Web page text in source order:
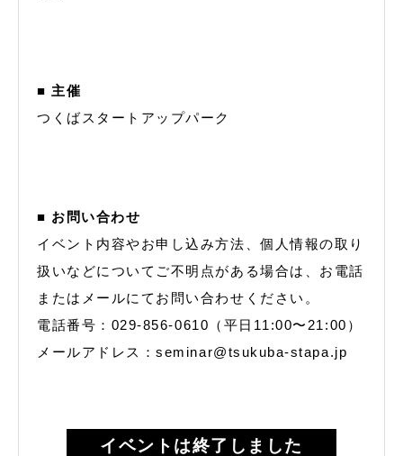
■ 主催
つくばスタートアップパーク
■ お問い合わせ
イベント内容やお申し込み方法、個人情報の取り
扱いなどについてご不明点がある場合は、お電話
またはメールにてお問い合わせください。
電話番号：029-856-0610（平日11:00〜21:00）
メールアドレス：seminar@tsukuba-stapa.jp
イベントは終了しました